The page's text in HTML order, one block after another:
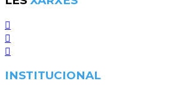
INSTITUCIONAL